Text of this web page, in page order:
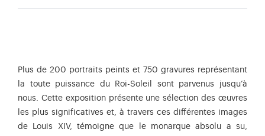
Plus de 200 portraits peints et 750 gravures représentant
la toute puissance du Roi-Soleil sont parvenus jusqu’à
nous. Cette exposition présente une sélection des œuvres
les plus significatives et, à travers ces différentes images
de Louis XIV, témoigne que le monarque absolu a su,